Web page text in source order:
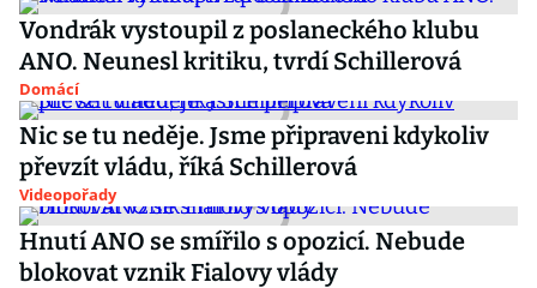
Vondrák vystoupil z poslaneckého klubu
ANO. Neunesl kritiku, tvrdí Schillerová
Domácí
Nic se tu neděje. Jsme připraveni kdykoliv
převzít vládu, říká Schillerová
Videopořady
Hnutí ANO se smířilo s opozicí. Nebude
blokovat vznik Fialovy vlády